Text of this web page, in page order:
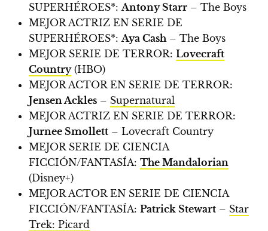
SUPERHÉROES*: Antony Starr – The Boys
MEJOR ACTRIZ EN SERIE DE
SUPERHÉROES*: Aya Cash – The Boys
MEJOR SERIE DE TERROR: Lovecraft
Country(HBO)
MEJOR ACTOR EN SERIE DE TERROR:
Jensen Ackles – Supernatural
MEJOR ACTRIZ EN SERIE DE TERROR:
Jurnee Smollett – Lovecraft Country
MEJOR SERIE DE CIENCIA
FICCIÓN/FANTASÍA: The Mandalorian
(Disney+)
MEJOR ACTOR EN SERIE DE CIENCIA
FICCIÓN/FANTASÍA: Patrick Stewart – Star
Trek: Picard